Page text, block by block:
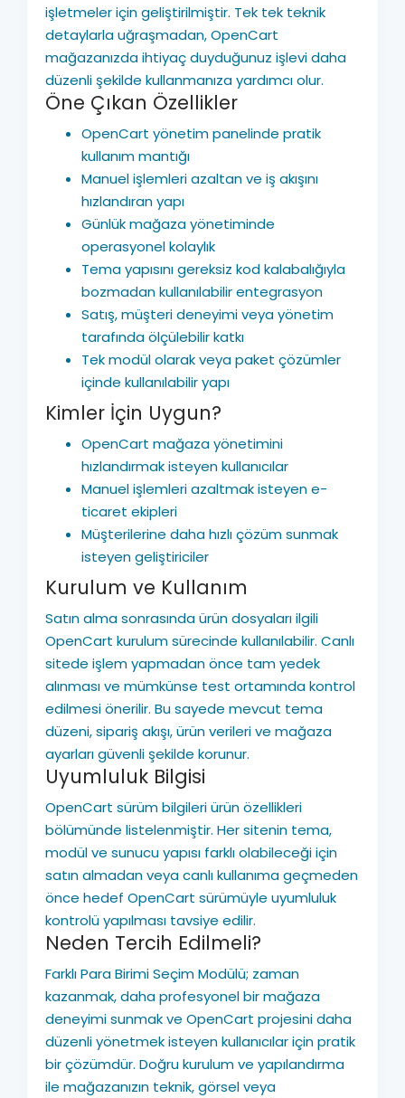
işletmeler için geliştirilmiştir. Tek tek teknik
detaylarla uğraşmadan, OpenCart
mağazanızda ihtiyaç duyduğunuz işlevi daha
düzenli şekilde kullanmanıza yardımcı olur.
Öne Çıkan Özellikler
OpenCart yönetim panelinde pratik
kullanım mantığı
Manuel işlemleri azaltan ve iş akışını
hızlandıran yapı
Günlük mağaza yönetiminde
operasyonel kolaylık
Tema yapısını gereksiz kod kalabalığıyla
bozmadan kullanılabilir entegrasyon
Satış, müşteri deneyimi veya yönetim
tarafında ölçülebilir katkı
Tek modül olarak veya paket çözümler
içinde kullanılabilir yapı
Kimler İçin Uygun?
OpenCart mağaza yönetimini
hızlandırmak isteyen kullanıcılar
Manuel işlemleri azaltmak isteyen e-
ticaret ekipleri
Müşterilerine daha hızlı çözüm sunmak
isteyen geliştiriciler
Kurulum ve Kullanım
Satın alma sonrasında ürün dosyaları ilgili
OpenCart kurulum sürecinde kullanılabilir. Canlı
sitede işlem yapmadan önce tam yedek
alınması ve mümkünse test ortamında kontrol
edilmesi önerilir. Bu sayede mevcut tema
düzeni, sipariş akışı, ürün verileri ve mağaza
ayarları güvenli şekilde korunur.
Uyumluluk Bilgisi
OpenCart sürüm bilgileri ürün özellikleri
bölümünde listelenmiştir. Her sitenin tema,
modül ve sunucu yapısı farklı olabileceği için
satın almadan veya canlı kullanıma geçmeden
önce hedef OpenCart sürümüyle uyumluluk
kontrolü yapılması tavsiye edilir.
Neden Tercih Edilmeli?
Farklı Para Birimi Seçim Modülü; zaman
kazanmak, daha profesyonel bir mağaza
deneyimi sunmak ve OpenCart projesini daha
düzenli yönetmek isteyen kullanıcılar için pratik
bir çözümdür. Doğru kurulum ve yapılandırma
ile mağazanızın teknik, görsel veya